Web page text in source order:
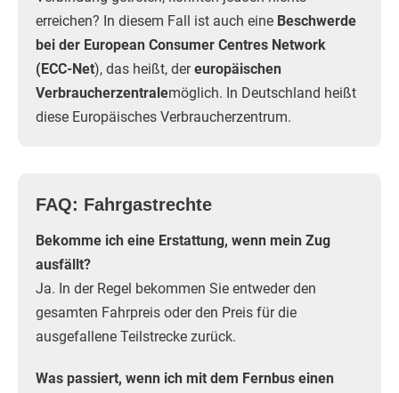
erreichen? In diesem Fall ist auch eine Beschwerde
bei der European Consumer Centres Network
(ECC-Net), das heißt, dereuropäischen
Verbraucherzentralemöglich. In Deutschland heißt
diese Europäisches Verbraucherzentrum.
FAQ: Fahrgastrechte
Bekomme ich eine Erstattung, wenn mein Zug
ausfällt?
Ja. In der Regel bekommen Sie entweder den
gesamten Fahrpreis oder den Preis für die
ausgefallene Teilstrecke zurück.
Was passiert, wenn ich mit dem Fernbus einen